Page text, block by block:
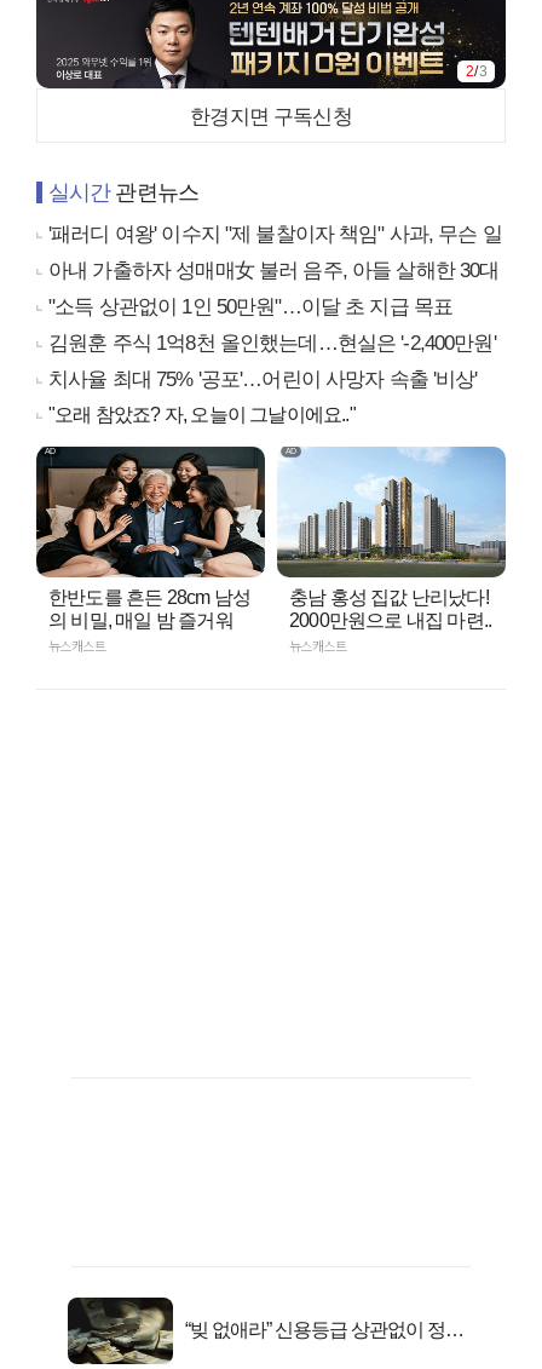
3/3
한경지면 구독신청
실시간관련뉴스
'패러디 여왕' 이수지 "제 불찰이자 책임" 사과, 무슨 일
아내 가출하자 성매매女 불러 음주, 아들 살해한 30대
"소득 상관없이 1인 50만원"…이달 초 지급 목표
김원훈 주식 1억8천 올인했는데…현실은 '-2,400만원'
치사율 최대 75% '공포'…어린이 사망자 속출 '비상'
"오래 참았죠? 자, 오늘이 그날이에요.."
한반도를 흔든 28cm 남성
의 비밀, 매일 밤 즐거워
뉴스캐스트
충남 홍성 집값 난리났다!
2000만원으로 내집 마련..
뉴스캐스트
“빚 없애라” 신용등급 상관없이 정부